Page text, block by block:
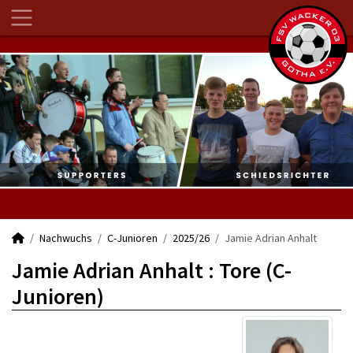
Nachwuchs C-Junioren 2025/26 Jamie Adrian Anhalt
Jamie Adrian Anhalt : Tore (C-
Junioren)